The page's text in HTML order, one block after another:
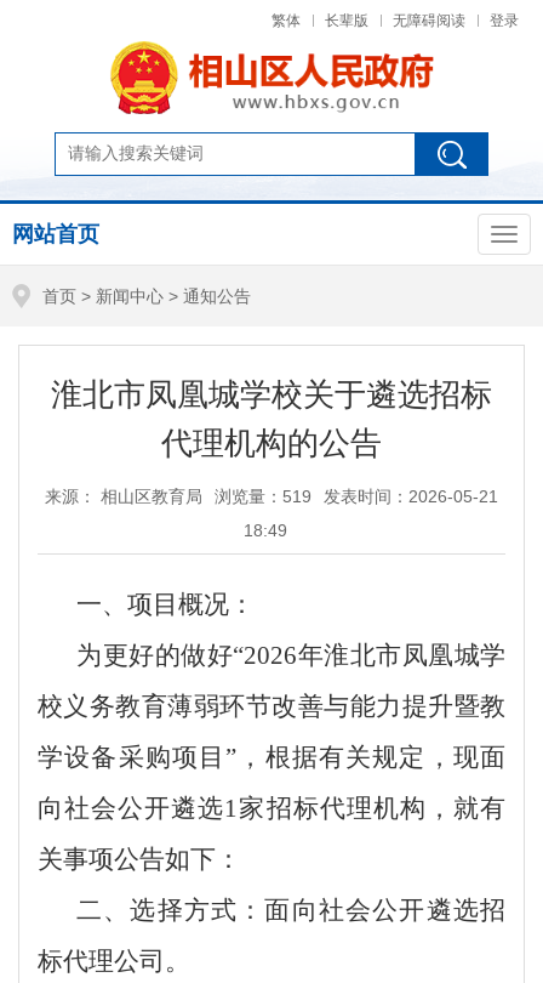
繁体 长辈版 无障碍阅读 登录
网站首页
首页 > 新闻中心 > 通知公告
淮北市凤凰城学校关于遴选招标
代理机构的公告
来源： 相山区教育局 浏览量： 519
发表时间：2026-05-21
18:49
一、项目概况：
为更好的做好“2026年淮北市凤凰城学
校义务教育薄弱环节改善与能力提升暨教
学设备采购项目”，根据有关规定，现面
向社会公开遴选1家招标代理机构，就有
关事项公告如下：
二、选择方式：面向社会公开遴选招
标代理公司。